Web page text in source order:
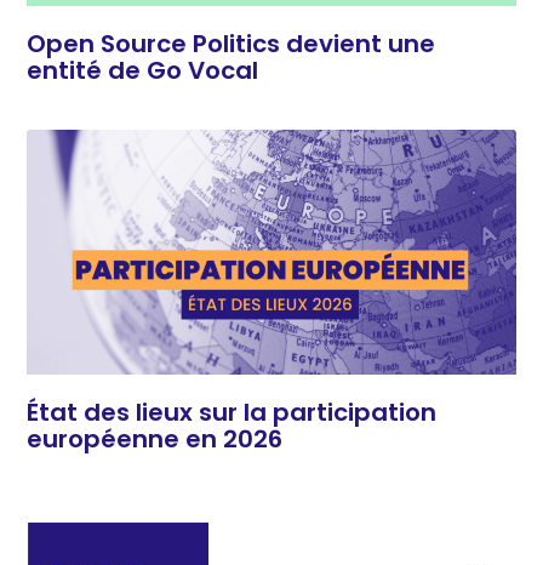
Open Source Politics devient une
entité de Go Vocal
État des lieux sur la participation
européenne en 2026